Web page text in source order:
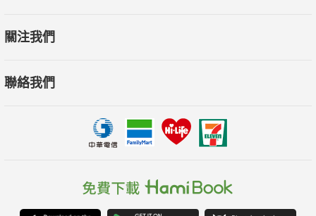
關注我們
聯絡我們